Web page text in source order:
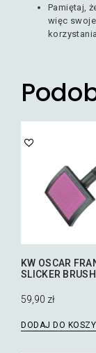
Pamiętaj,
więc
KW OSCAR
SLICKER BRUSH
59,90 zł
DODAJ DO